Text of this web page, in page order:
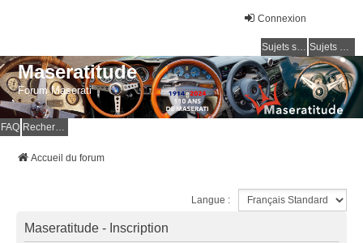
Connexion
Sujets sans réponse Sujets actifs
Maseratitude
Forum Maserati
FAQ
Accueil du forum
Langue :
Maseratitude - Inscription